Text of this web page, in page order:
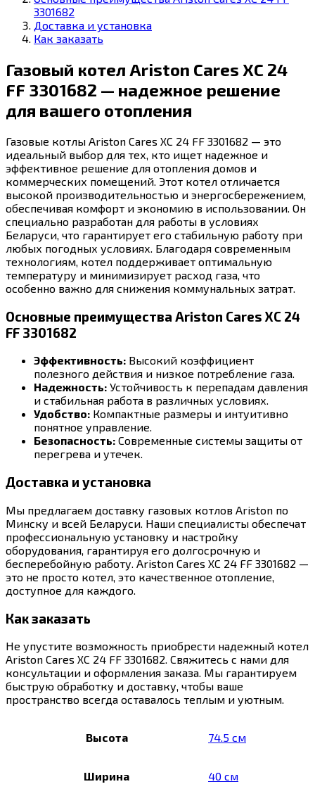
3301682
Доставка и установка
Как заказать
Газовый котел Ariston Cares XC 24
FF 3301682 — надежное решение
для вашего отопления
Газовые котлы Ariston Cares XC 24 FF 3301682 — это
идеальный выбор для тех, кто ищет надежное и
эффективное решение для отопления домов и
коммерческих помещений. Этот котел отличается
высокой производительностью и энергосбережением,
обеспечивая комфорт и экономию в использовании. Он
специально разработан для работы в условиях
Беларуси, что гарантирует его стабильную работу при
любых погодных условиях. Благодаря современным
технологиям, котел поддерживает оптимальную
температуру и минимизирует расход газа, что
особенно важно для снижения коммунальных затрат.
Основные преимущества Ariston Cares XC 24
FF 3301682
Эффективность: Высокий коэффициент
полезного действия и низкое потребление газа.
Надежность: Устойчивость к перепадам давления
и стабильная работа в различных условиях.
Удобство: Компактные размеры и интуитивно
понятное управление.
Безопасность: Современные системы защиты от
перегрева и утечек.
Доставка и установка
Мы предлагаем доставку газовых котлов Ariston по
Минску и всей Беларуси. Наши специалисты обеспечат
профессиональную установку и настройку
оборудования, гарантируя его долгосрочную и
бесперебойную работу. Ariston Cares XC 24 FF 3301682 —
это не просто котел, это качественное отопление,
доступное для каждого.
Как заказать
Не упустите возможность приобрести надежный котел
Ariston Cares XC 24 FF 3301682. Свяжитесь с нами для
консультации и оформления заказа. Мы гарантируем
быструю обработку и доставку, чтобы ваше
пространство всегда оставалось теплым и уютным.
Высота 74.5 см
Ширина 40 см